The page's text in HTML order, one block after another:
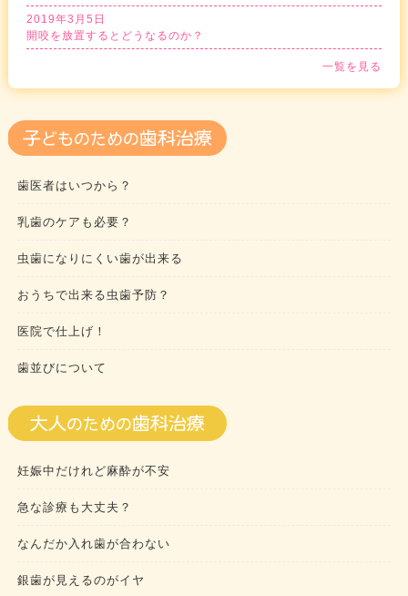
2019年3月5日
開咬を放置するとどうなるのか？
一覧を見る
歯医者はいつから？
乳歯のケアも必要？
虫歯になりにくい歯が出来る
おうちで出来る虫歯予防？
医院で仕上げ！
歯並びについて
妊娠中だけれど麻酔が不安
急な診療も大丈夫？
なんだか入れ歯が合わない
銀歯が見えるのがイヤ